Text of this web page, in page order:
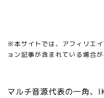
※本サイトでは、アフィリエ
ョン記事が含まれている場合が
マルチ音源代表の一角